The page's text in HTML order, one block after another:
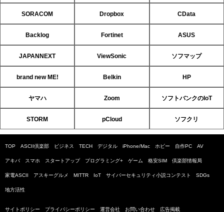
SORACOM Dropbox CData
Backlog Fortinet ASUS
JAPANNEXT ViewSonic ソフマップ
brand new ME! Belkin HP
ヤマハ Zoom ソフトバンクのIoT
STORM pCloud ソフクリ
TOP ASCII倶楽部 ビジネス TECH デジタル iPhone/Mac ホビー 自作PC AV
アキバ スマホ スタートアップ プログラミング+ ゲーム 格安SIM 倶楽部情報局
家電ASCII アスキーグルメ MITTR IoT サイバーセキュリティ小説コンテスト SDGs
地方活性
サイトポリシー プライバシーポリシー 運営会社 お問い合わせ 広告掲載